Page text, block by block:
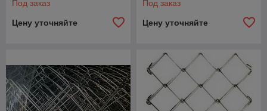
Под заказ
Цену уточняйте
Под заказ
Цену уточняйте